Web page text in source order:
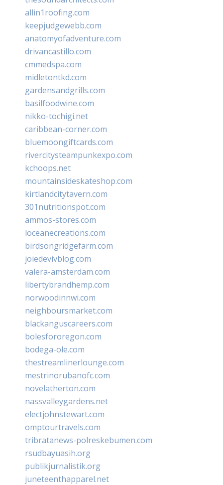
allin1roofing.com
keepjudgewebb.com
anatomyofadventure.com
drivancastillo.com
cmmedspa.com
midletontkd.com
gardensandgrills.com
basilfoodwine.com
nikko-tochigi.net
caribbean-corner.com
bluemoongiftcards.com
rivercitysteampunkexpo.com
kchoops.net
mountainsideskateshop.com
kirtlandcitytavern.com
301nutritionspot.com
ammos-stores.com
loceanecreations.com
birdsongridgefarm.com
joiedevivblog.com
valera-amsterdam.com
libertybrandhemp.com
norwoodinnwi.com
neighboursmarket.com
blackanguscareers.com
bolesfororegon.com
bodega-ole.com
thestreamlinerlounge.com
mestrinorubanofc.com
novelatherton.com
nassvalleygardens.net
electjohnstewart.com
omptourtravels.com
tribratanews-polreskebumen.com
rsudbayuasih.org
publikjurnalistik.org
juneteenthapparel.net